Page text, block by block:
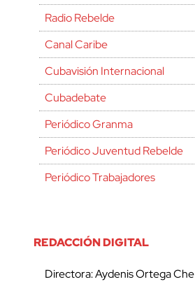
Radio Rebelde
Canal Caribe
Cubavisión Internacional
Cubadebate
Periódico Granma
Periódico Juventud Rebelde
Periódico Trabajadores
REDACCIÓN DIGITAL
Directora: Aydenis Ortega Che